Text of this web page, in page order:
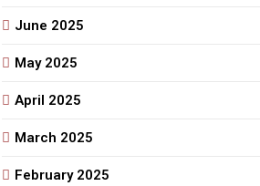
June 2025
May 2025
April 2025
March 2025
February 2025